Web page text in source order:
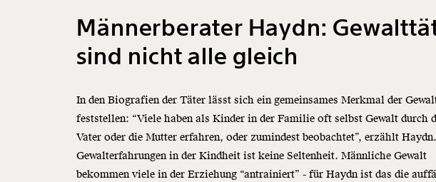
Männerberater Haydn:
sind nicht alle gleich
In den Biografien der Täter lässt sich ein gemeinsames Merkmal der
feststellen: “Viele haben als Kinder in der Familie oft selbst Gewalt durch
Vater oder die Mutter erfahren, oder zumindest beobachtet”, erzählt Haydn.
Gewalterfahrungen in der Kindheit ist keine Seltenheit. Männliche Gewalt
bekommen viele in der Erziehung “antrainiert” - für Haydn ist das die